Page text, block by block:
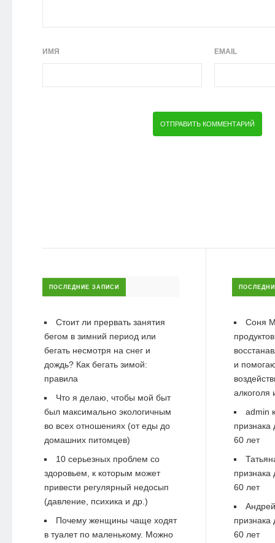
ИМЯ EMAIL
ПОСЛЕДНИЕ ЗАПИСИ
Стоит ли прервать занятия
бегом в зимний период или
бегать несмотря на снег и
дождь? Как бегать зимой:
правила
Что я делаю, чтобы мой быт
был максимально экологичным
во всех отношениях (от еды до
домашних питомцев)
10 серьезных проблем со
здоровьем, к которым может
привести регулярный недосып
(давление, психика и др.)
Почему женщины чаще ходят
в туалет по маленькому. Можно
Соня
и
алкоголя
admin
60 лет
60 лет
Андрей
60 лет